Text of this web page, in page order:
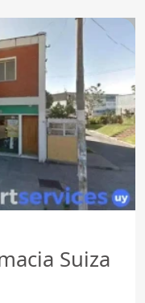
Suiza